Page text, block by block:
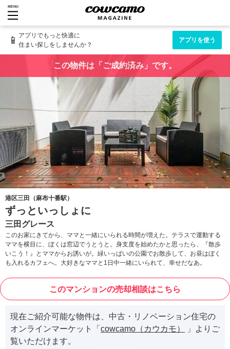
MENU
📱 アプリでもっと快適に
住まい探しをしませんか？
アプリを使う
この物件は「ご成約済み」です。
港区三田（麻布十番駅）
ずっといっしょに
三田グレース
このお家にきてから、ママと一緒にいられる時間が増えた。テラスで運動する
ママを横目に、ぼくは窓辺でうとうと。身支度を始めたかと思ったら、『散歩
いこう！』とママからお誘いが。緑いっぱいの公園でお散歩して、お昼はぼく
も入れるカフェへ。大好きなママと1日中一緒にいられて、幸せだなあ。
このマンションの売却相談はこちら
現在ご紹介可能な物件は、中古・リノベーション住宅の
オンラインマーケット「 cowcamo（カウカモ）
」よりご
覧いただけます。